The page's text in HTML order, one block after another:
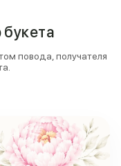
повода, получателя